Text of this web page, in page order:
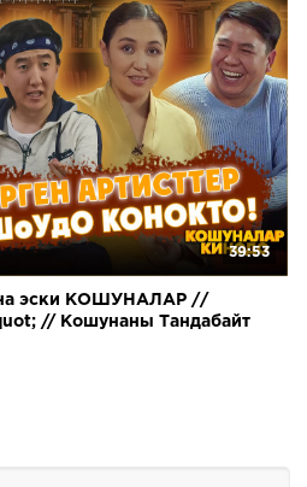
39:53
эски КОШУНАЛАР //
// Кошунаны Тандабайт